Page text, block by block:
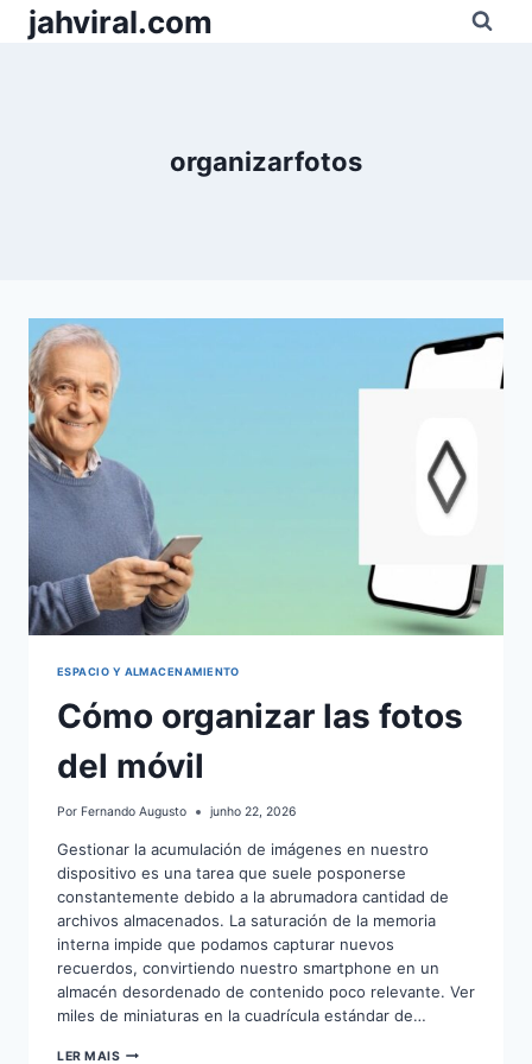
Pular
parajahviral.com
organizarfotos
ESPACIO Y ALMACENAMIENTO
Cómo organizar las fotos
del móvil
Por Fernando Augusto junho 22, 2026
Gestionar la acumulación de imágenes en nuestro
dispositivo es una tarea que suele posponerse
constantemente debido a la abrumadora cantidad de
archivos almacenados. La saturación de la memoria
interna impide que podamos capturar nuevos
recuerdos, convirtiendo nuestro smartphone en un
almacén desordenado de contenido poco relevante. Ver
miles de miniaturas en la cuadrícula estándar de…
LER MAISCÓMO